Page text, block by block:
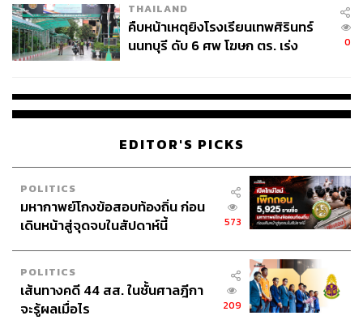
THAILAND
คืบหน้าเหตุยิงโรงเรียนเทพศิรินทร์
นนทบุรี ดับ 6 ศพ โฆษก ตร. เร่ง
0
EDITOR'S PICKS
POLITICS
มหากาพย์โกงข้อสอบท้องถิ่น ก่อน
เดินหน้าสู่จุดจบในสัปดาห์นี้
573
POLITICS
เส้นทางคดี 44 สส. ในชั้นศาลฎีกา
จะรู้ผลเมื่อไร
209